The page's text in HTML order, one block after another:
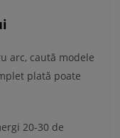
arc, caută modele
plată poate
20-30 de